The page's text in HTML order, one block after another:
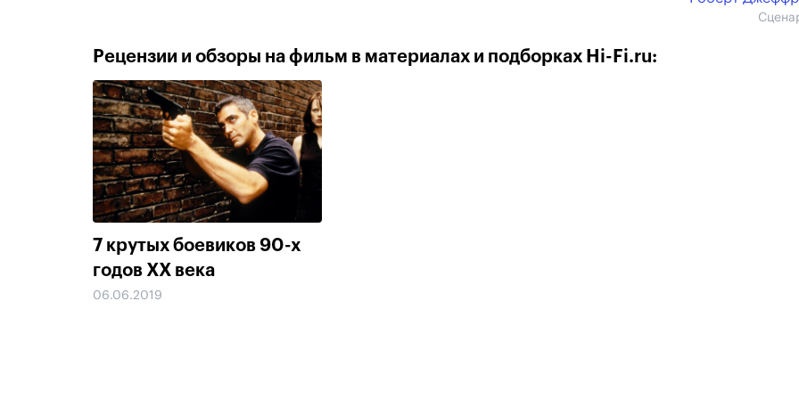
Рецензии и обзоры на фильм в материалах и подборках Hi-Fi.ru:
7 крутых боевиков 90-х
годов ХХ века
06.06.2019